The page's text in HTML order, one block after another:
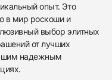
опыт. Это
в мир роскоши и
выбор элитных
от лучших
надежным